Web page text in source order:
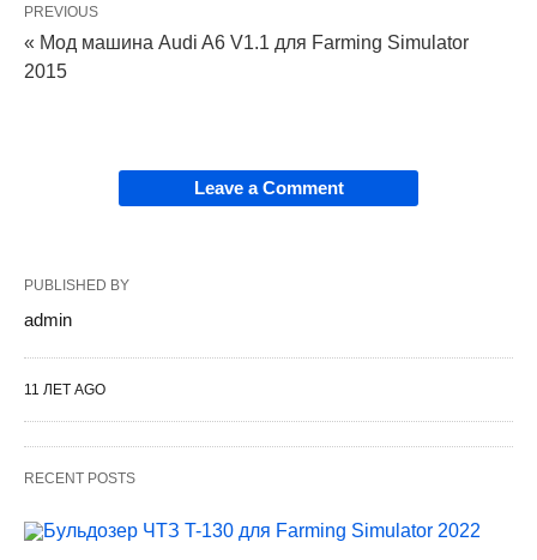
PREVIOUS
« Мод машина Audi A6 V1.1 для Farming Simulator
2015
Leave a Comment
PUBLISHED BY
admin
11 ЛЕТ AGO
RECENT POSTS